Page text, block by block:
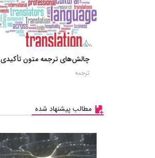
چالش‌های ترجمه متون تأکیدی
ترجمه
مطالب پیشنهاد شده